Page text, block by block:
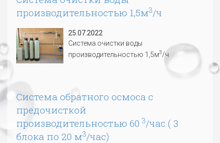
производительностью 1,5м3/ч
25.07.2022
Система очистки воды
производительностью 1,5м3/ч
Система обратного осмоса с
предочисткой
производительностью 60 3/час ( 3
блока по 20 м3/час)